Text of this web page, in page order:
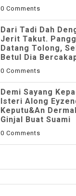
0 Comments
Dari Tadi Dah
Jerit Takut.
Datang Tolong,
Betul Dia
0 Comments
Demi Sayang
Isteri Along
Keputu&an
Ginjal Buat Suami
0 Comments